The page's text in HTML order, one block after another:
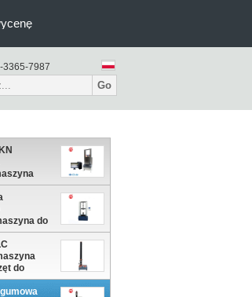
3365-7987
Go
do
220V
do
na